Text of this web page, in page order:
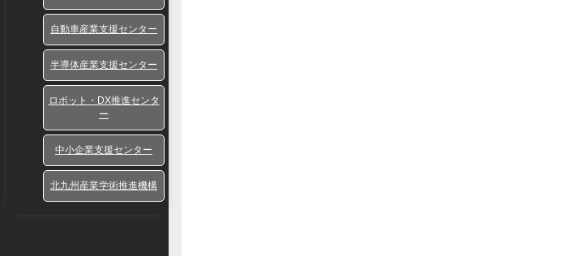
自動車産業支援センター
半導体産業支援センター
ロボット・DX推進センタ
ー
中小企業支援センター
北九州産業学術推進機構